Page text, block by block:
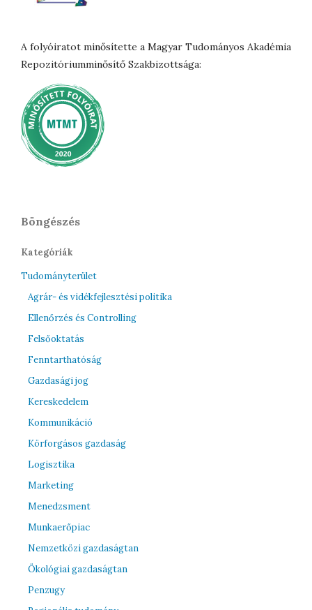
A folyóiratot minősítette a Magyar Tudományos Akadémia
Repozitóriumminősítő Szakbizottsága:
Böngészés
Kategóriák
Tudományterület
Agrár- és vidékfejlesztési politika
Ellenőrzés és Controlling
Felsőoktatás
Fenntarthatóság
Gazdasági jog
Kereskedelem
Kommunikáció
Körforgásos gazdaság
Logisztika
Marketing
Menedzsment
Munkaerőpiac
Nemzetközi gazdaságtan
Ökológiai gazdaságtan
Penzugy